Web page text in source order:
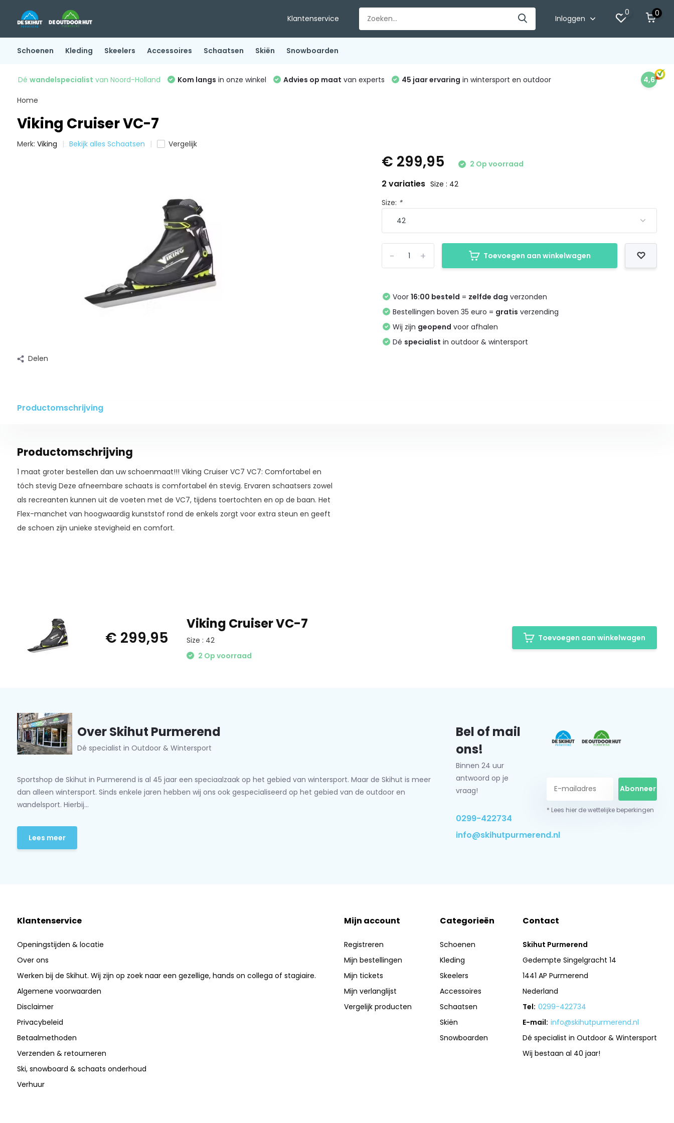
Klantenservice Inloggen
0 0
Schoenen Kleding Skeelers Accessoires Schaatsen Skiën Snowboarden
Dé wandelspecialist van Noord-Holland Kom langs in onze winkel Advies op maat van experts 45 jaar ervaring in wintersport en outdoor 4,6
Home
Viking Cruiser VC-7
Merk: Viking Bekijk alles Schaatsen Vergelijk
Delen
€ 299,95 2 Op voorraad
2 variaties Size : 42
Size: *
+
- Toevoegen aan winkelwagen
Voor16:00 besteld = zelfde dag verzonden
Bestellingen boven 35 euro = gratis verzending
Wij zijn geopend voor afhalen
Dé specialist in outdoor & wintersport
Productomschrijving
Productomschrijving
1 maat groter bestellen dan uw schoenmaat!!! Viking Cruiser VC7 VC7: Comfortabel en
tóch stevig Deze afneembare schaats is comfortabel én stevig. Ervaren schaatsers zowel
als recreanten kunnen uit de voeten met de VC7, tijdens toertochten en op de baan. Het
Flex-manchet van hoogwaardig kunststof rond de enkels zorgt voor extra steun en geeft
de schoen zijn unieke stevigheid en comfort.
€ 299,95
Viking Cruiser VC-7
Size : 42
2 Op voorraad
Toevoegen aan winkelwagen
Over Skihut Purmerend
Dé specialist in Outdoor & Wintersport
Sportshop de Skihut in Purmerend is al 45 jaar een speciaalzaak op het gebied van wintersport. Maar de Skihut is meer
dan alleen wintersport. Sinds enkele jaren hebben wij ons ook gespecialiseerd op het gebied van de outdoor en
wandelsport. Hierbij...
Lees meer
Bel of mail
ons!
Binnen 24 uur
antwoord op je
vraag!
0299-422734
info@skihutpurmerend.nl
Abonneer
* Lees hier de wettelijke beperkingen
Klantenservice
Openingstijden & locatie
Over ons
Werken bij de Skihut. Wij zijn op zoek naar een gezellige, hands on collega of stagiaire.
Algemene voorwaarden
Disclaimer
Privacybeleid
Betaalmethoden
Verzenden & retourneren
Ski, snowboard & schaats onderhoud
Verhuur
Mijn account
Registreren
Mijn bestellingen
Mijn tickets
Mijn verlanglijst
Vergelijk producten
Categorieën
Schoenen
Kleding
Skeelers
Accessoires
Schaatsen
Skiën
Snowboarden
Contact
Skihut Purmerend
Gedempte Singelgracht 14
1441 AP Purmerend
Nederland
Tel: 0299-422734
E-mail: info@skihutpurmerend.nl
Dé specialist in Outdoor & Wintersport
Wij bestaan al 40 jaar!